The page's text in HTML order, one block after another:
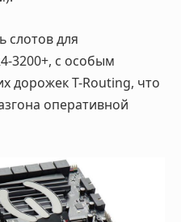
слотов для
3200+, с особым
дорожек T-Routing, что
оперативной